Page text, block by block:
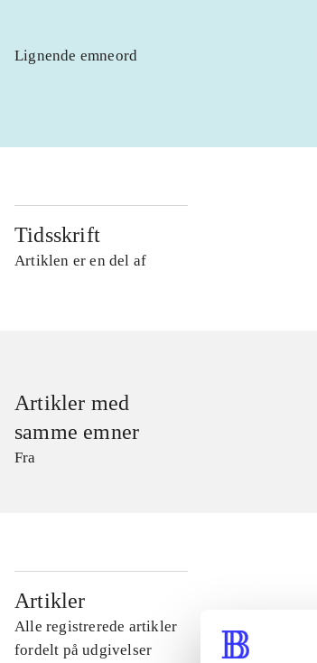
Lignende emneord
Tidsskrift
Artiklen er en del af
Artikler med
samme emner
Fra
Artikler
Alle registrerede artikler
fordelt på udgivelser